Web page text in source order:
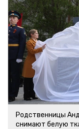
Родственницы
снимают белую